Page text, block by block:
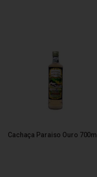
Cachaça Paraiso Ouro 700ml